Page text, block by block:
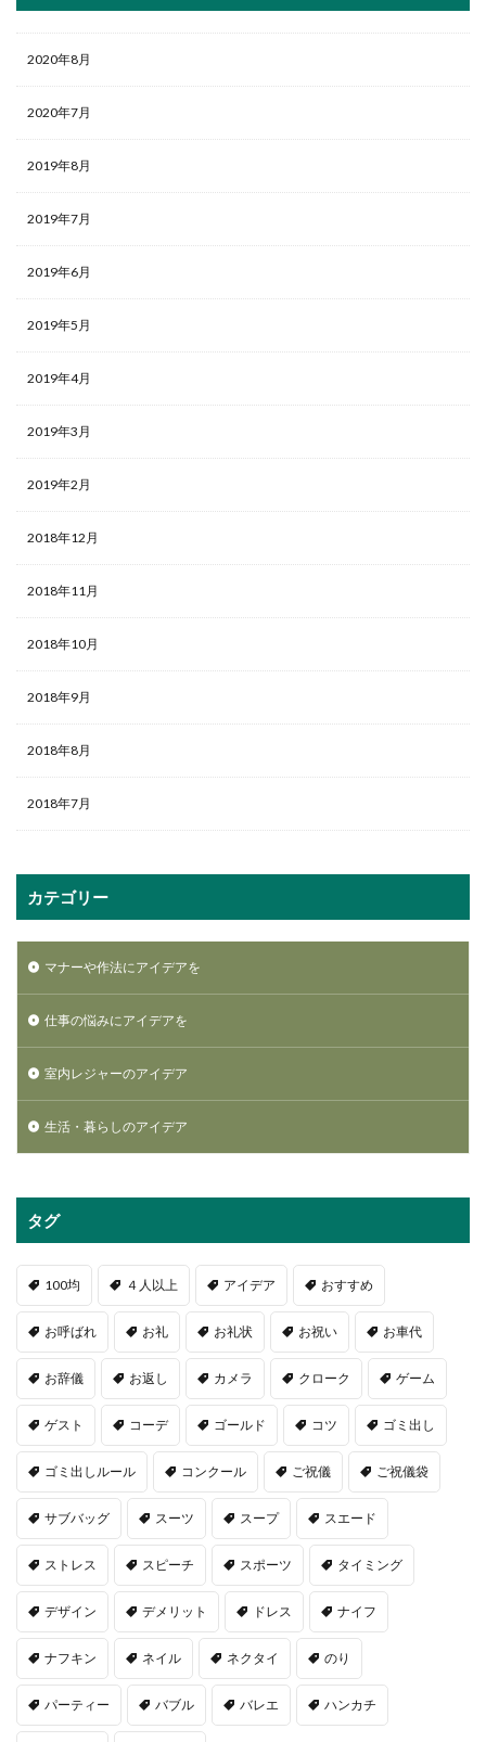
2020年8月
2020年7月
2019年8月
2019年7月
2019年6月
2019年5月
2019年4月
2019年3月
2019年2月
2018年12月
2018年11月
2018年10月
2018年9月
2018年8月
2018年7月
カテゴリー
マナーや作法にアイデアを
仕事の悩みにアイデアを
室内レジャーのアイデア
生活・暮らしのアイデア
タグ
100均 ４人以上 アイデア おすすめ
お呼ばれ お礼 お礼状 お祝い お車代
お辞儀 お返し カメラ クローク ゲーム
ゲスト コーデ ゴールド コツ ゴミ出し
ゴミ出しルール コンクール ご祝儀 ご祝儀袋
サブバッグ スーツ スープ スエード
ストレス スピーチ スポーツ タイミング
デザイン デメリット ドレス ナイフ
ナフキン ネイル ネクタイ のり
パーティー バブル バレエ ハンカチ